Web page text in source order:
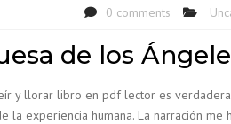
0 comments
de los
y llorar libro en pdf lector es
la experiencia humana. La narración